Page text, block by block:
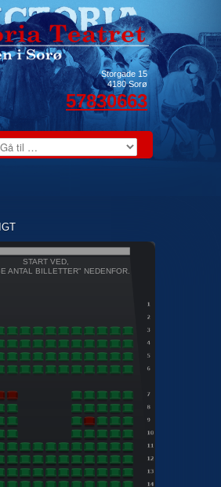
Storgade 15
4180 Sorø
57830663
START VED,
ANTAL BILLETTER" NEDENFOR.